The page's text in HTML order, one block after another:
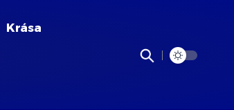
Krása